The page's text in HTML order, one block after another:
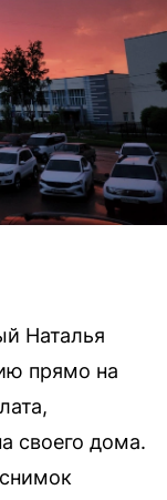
Наталья
прямо на
своего дома.